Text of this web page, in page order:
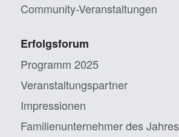
Community-Veranstaltungen
Erfolgsforum
Programm 2025
Veranstaltungs­partner
Impressionen
Familien­unternehmer des Jahres